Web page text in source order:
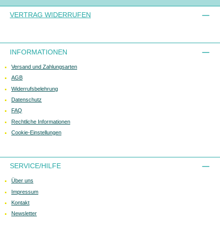
VERTRAG WIDERRUFEN
INFORMATIONEN
Versand und Zahlungsarten
AGB
Widerrufsbelehrung
Datenschutz
FAQ
Rechtliche Informationen
Cookie-Einstellungen
SERVICE/HILFE
Über uns
Impressum
Kontakt
Newsletter